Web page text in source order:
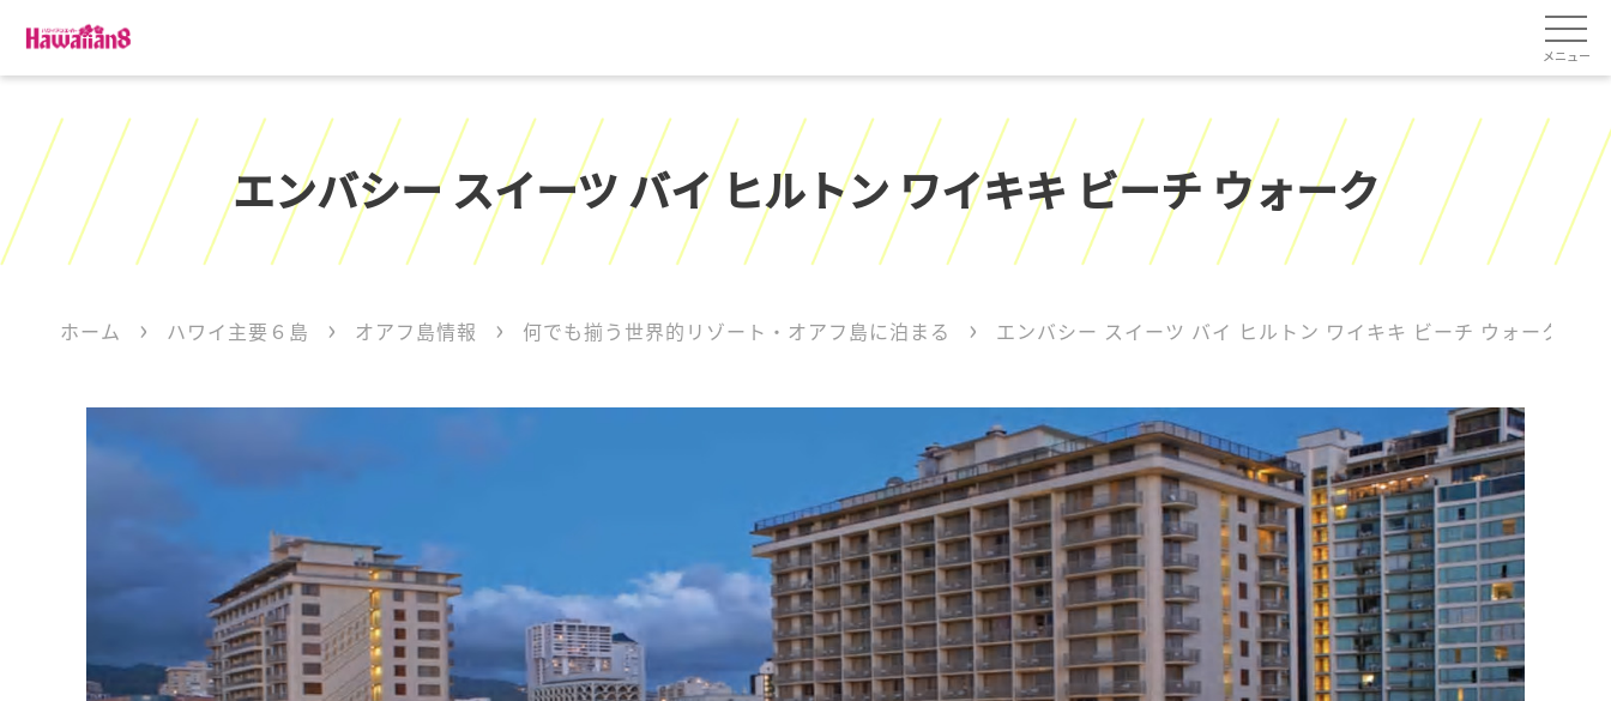
メニュー
エンバシー スイーツ バイ ヒルトン ワイキキ ビーチ ウォーク
ホーム ハワイ主要６島 オアフ島情報 何でも揃う世界的リゾート・オアフ島に泊まる エンバシー スイーツ バイ ヒルトン ワイキキ ビーチ ウォーク